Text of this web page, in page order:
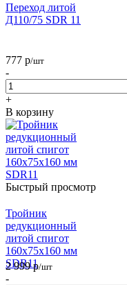
Переход литой
Д110/75 SDR 11
777 р/шт
-
+
В корзину
Быстрый просмотр
Тройник
редукционный
литой спигот
160х75х160 мм
SDR11
2 999р/шт
-